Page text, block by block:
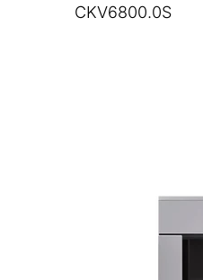
CKV6800.0S